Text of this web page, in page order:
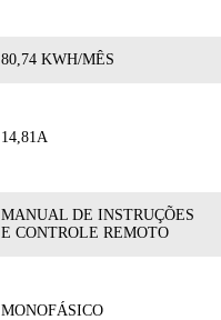
80,74 KWH/MÊS
14,81A
MANUAL DE INSTRUÇÕES
E CONTROLE REMOTO
MONOFÁSICO